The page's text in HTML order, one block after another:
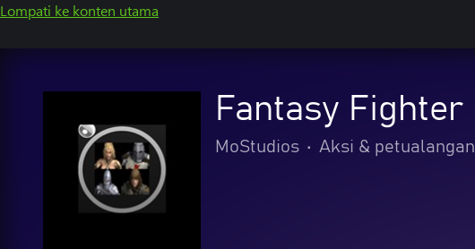
Lompati ke konten utama
Fantasy Fighter
MoStudios • Aksi & petualangan